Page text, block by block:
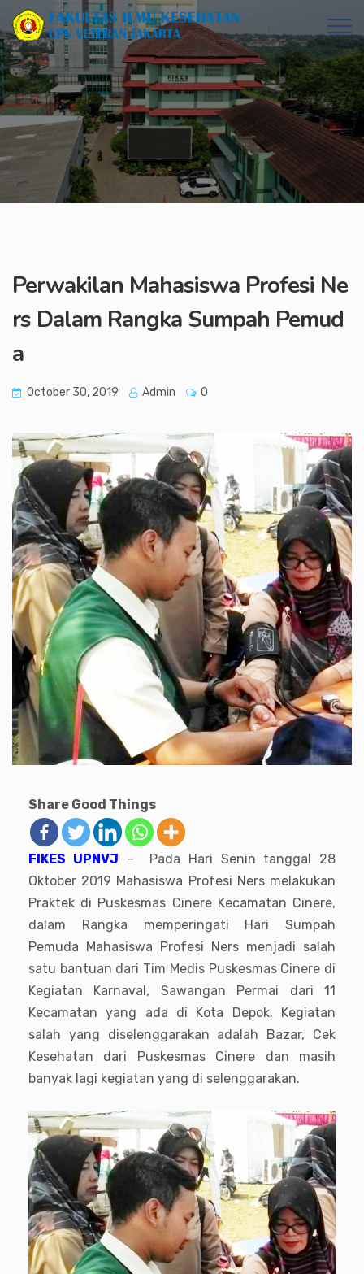
Perwakilan Mahasiswa Profesi Ne
rs Dalam Rangka Sumpah Pemud
a
October 30, 2019 Admin 0
Share Good Things
FIKES UPNVJ – Pada Hari Senin tanggal 28
Oktober 2019 Mahasiswa Profesi Ners melakukan
Praktek di Puskesmas Cinere Kecamatan Cinere,
dalam Rangka memperingati Hari Sumpah
Pemuda Mahasiswa Profesi Ners menjadi salah
satu bantuan dari Tim Medis Puskesmas Cinere di
Kegiatan Karnaval, Sawangan Permai dari 11
Kecamatan yang ada di Kota Depok. Kegiatan
salah yang diselenggarakan adalah Bazar, Cek
Kesehatan dari Puskesmas Cinere dan masih
banyak lagi kegiatan yang di selenggarakan.